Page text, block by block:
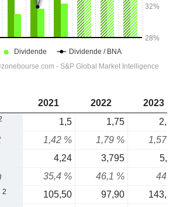
2021 2022
2023
1,5 1,75
1,42 % 1,79 %
1,57
4,24 3,795
35,4 % 46,1 %
44
2 105,50 97,90